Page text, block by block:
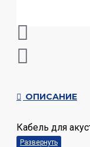
ОПИСАНИЕ
Кабель для